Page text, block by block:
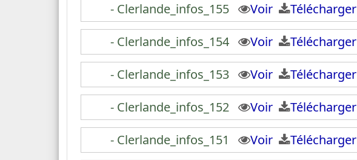
- Clerlande_infos_155
Voir
Télécharger
- Clerlande_infos_154
Voir
Télécharger
- Clerlande_infos_153
Voir
Télécharger
- Clerlande_infos_152
Voir
Télécharger
- Clerlande_infos_151
Voir
Télécharger